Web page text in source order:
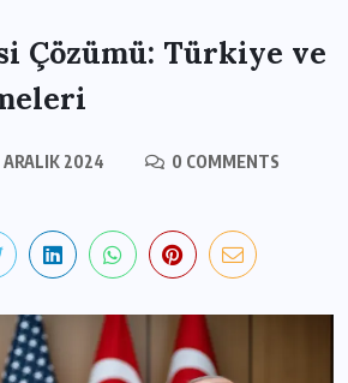
Çözümü: Türkiye ve
ARALIK 2024
0 COMMENTS